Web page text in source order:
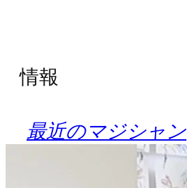
情報
最近のマジシャン